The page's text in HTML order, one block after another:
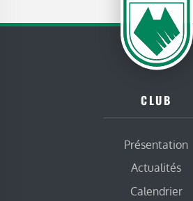
CLUB
Présentation
Actualités
Calendrier